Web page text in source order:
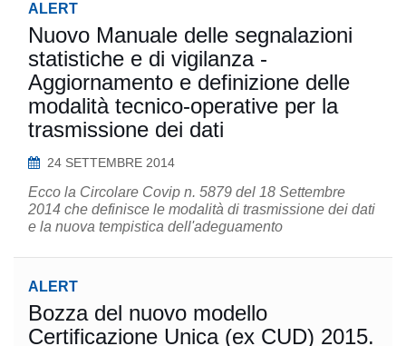
ALERT
Nuovo Manuale delle segnalazioni
statistiche e di vigilanza -
Aggiornamento e definizione delle
modalità tecnico-operative per la
trasmissione dei dati
24 SETTEMBRE 2014
Ecco la Circolare Covip n. 5879 del 18 Settembre
2014​ che definisce le modalità di trasmissione dei dati
e la nuova tempistica dell'adeguamento
ALERT
Bozza del nuovo modello
Certificazione Unica (ex CUD) 2015.